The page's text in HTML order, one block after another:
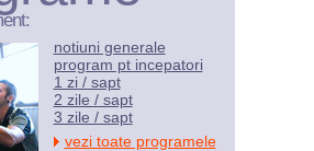
notiuni generale
program pt incepatori
1 zi / sapt
2 zile / sapt
3 zile / sapt
vezi toate programele